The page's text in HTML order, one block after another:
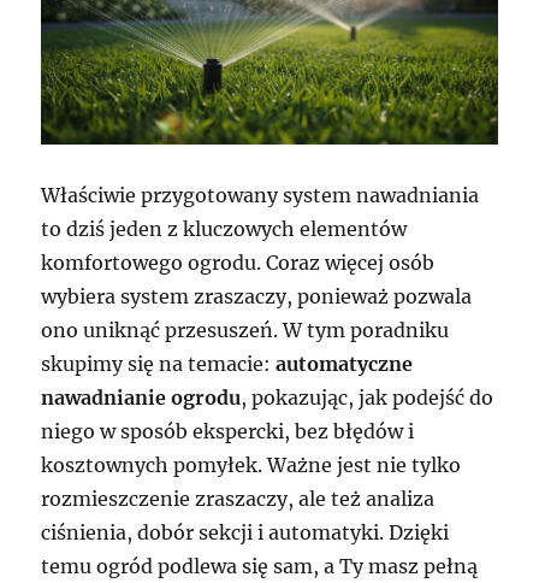
Właściwie przygotowany system nawadniania
to dziś jeden z kluczowych elementów
komfortowego ogrodu. Coraz więcej osób
wybiera system zraszaczy, ponieważ pozwala
ono uniknąć przesuszeń. W tym poradniku
skupimy się na temacie:automatyczne
nawadnianie ogrodu, pokazując, jak podejść do
niego w sposób ekspercki, bez błędów i
kosztownych pomyłek. Ważne jest nie tylko
rozmieszczenie zraszaczy, ale też analiza
ciśnienia, dobór sekcji i automatyki. Dzięki
temu ogród podlewa się sam, a Ty masz pełną